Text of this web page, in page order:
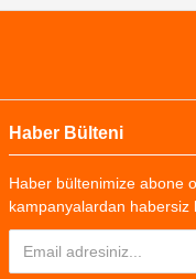
Haber Bülteni
Haber bültenimize abone
kampanyalardan habersiz